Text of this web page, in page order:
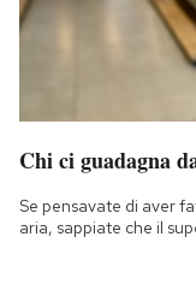
Chi ci guadagna
Se pensavate di aver
aria, sappiate che il